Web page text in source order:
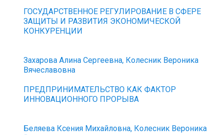
ГОСУДАРСТВЕННОЕ РЕГУЛИРОВАНИЕ В СФЕРЕ
ЗАЩИТЫ И РАЗВИТИЯ ЭКОНОМИЧЕСКОЙ
КОНКУРЕНЦИИ
Захарова Алина Сергеевна, Колесник Вероника
Вячеславовна
ПРЕДПРИНИМАТЕЛЬСТВО КАК ФАКТОР
ИННОВАЦИОННОГО ПРОРЫВА
Беляева Ксения Михайловна, Колесник Вероника